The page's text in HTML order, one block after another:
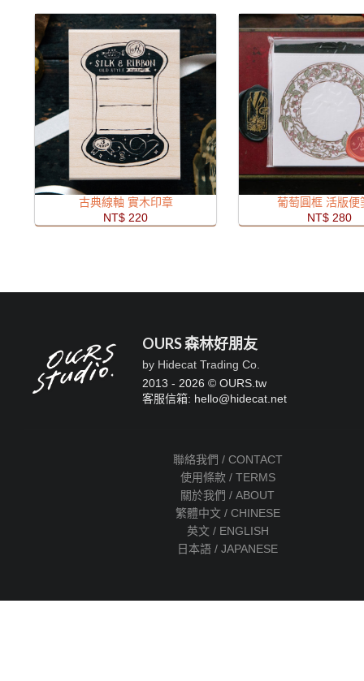
古典線軸 實木印章
NT$ 220
葡萄圓框 活版便
NT$ 280
OURS 森林好朋友
by Hidecat Trading Co.
2013 - 2026 © OURS.tw
客服信箱: hello@hidecat.net
聯絡我們 / CONTACT
使用條款 / TERMS
關於我們 / ABOUT
繁體中文 / CHINESE
英文 / ENGLISH
日本語 / JAPANESE